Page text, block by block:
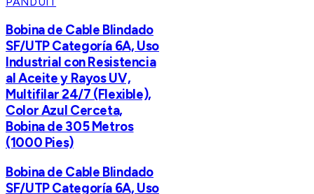
Bobina de Cable Blindado
SF/UTP Categoría 6A, Uso
Industrial con Resistencia
al Aceite y Rayos UV,
Multifilar 24/7 (Flexible),
Color Azul Cerceta,
Bobina de 305 Metros
(1000 Pies)
Bobina de Cable Blindado
SF/UTP Categoría 6A, Uso